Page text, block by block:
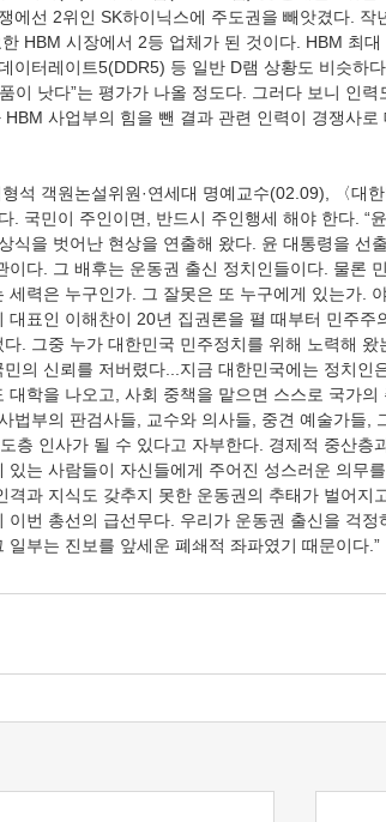
에선 2위인 SK하이닉스에 주도권을 빼앗겼다. 작
HBM 시장에서 2등 업체가 된 것이다. HBM 최
이터레이트5(DDR5) 등 일반 D램 상황도 비슷하
이 낫다”는 평가가 나올 정도다. 그러다 보니 인력
사업부의 힘을 뺀 결과 관련 인력이 경쟁사로
석 객원논설위원·연세대 명예교수(02.09), 〈대
. 국민이 주인이면, 반드시 주인행세 해야 한다. “
식을 벗어난 현상을 연출해 왔다. 윤 대통령을 선
다. 그 배후는 운동권 출신 정치인들이다. 물론
력은 누구인가. 그 잘못은 또 누구에게 있는가.
표인 이해찬이 20년 집권론을 펼 때부터 민주주
. 그중 누가 대한민국 민주정치를 위해 노력해 왔
의 신뢰를 저버렸다...지금 대한민국에는 정치인
학을 나오고, 사회 중책을 맡으면 스스로 국가의
법부의 판검사들, 교수와 의사들, 중견 예술가들,
층 인사가 될 수 있다고 자부한다. 경제적 중산층
는 사람들이 자신들에게 주어진 성스러운 의무
과 지식도 갖추지 못한 운동권의 추태가 벌어지
번 총선의 급선무다. 우리가 운동권 출신을 걱정
부는 진보를 앞세운 폐쇄적 좌파였기 때문이다.”